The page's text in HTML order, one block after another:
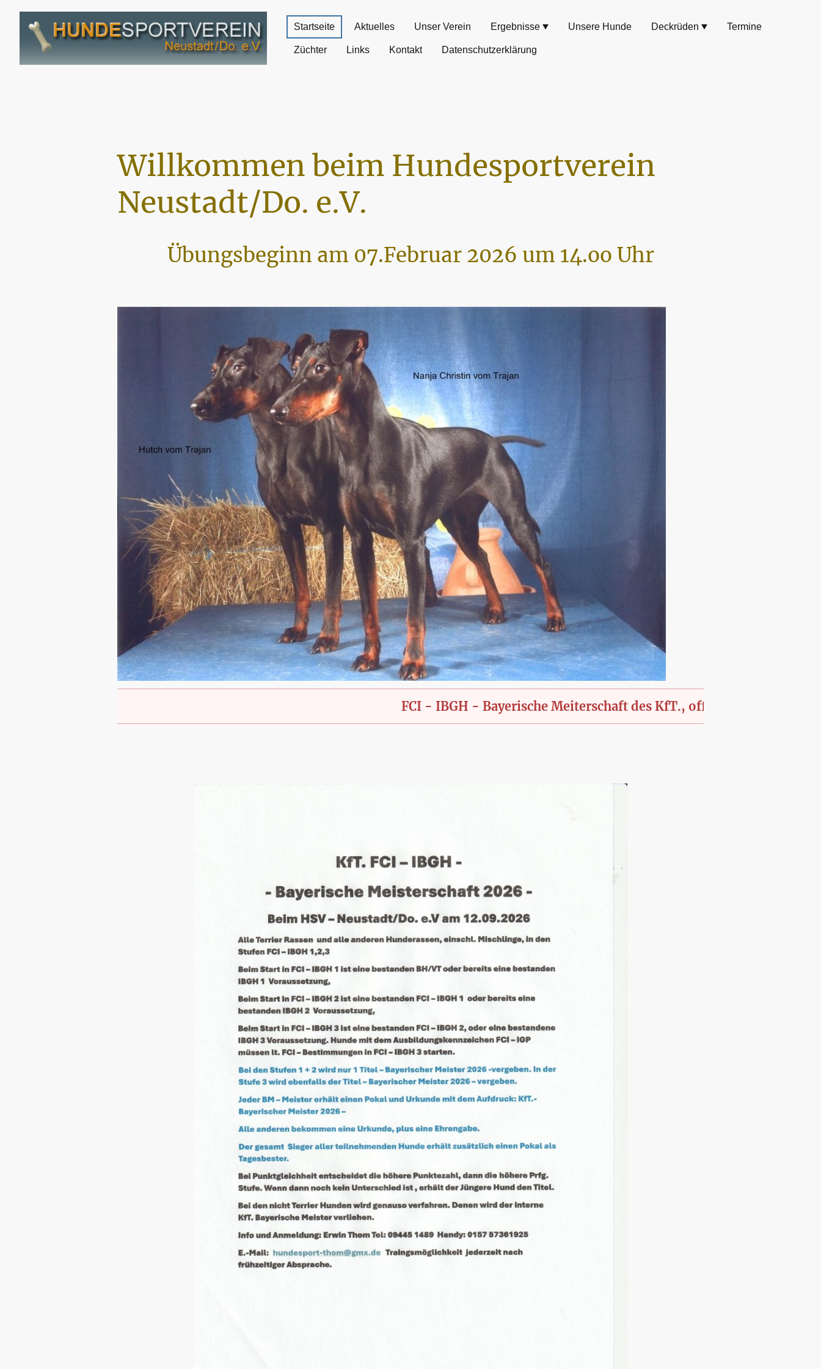
Startseite Aktuelles Unser Verein Ergebnisse Unsere Hunde Deckrüden Termine
Züchter Links Kontakt Datenschutzerklärung
Willkommen beim Hundesportverein
Neustadt/Do. e.V.
Übungsbeginn am 07.Februar 2026 um 14.oo Uhr
FCI - IBGH - Bayerische Meiterschaft des KfT., offen für alle Rassen und